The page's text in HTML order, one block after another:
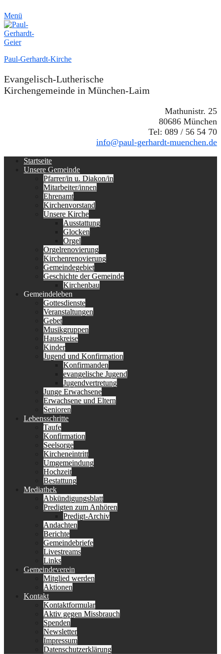
Menü
Paul-Gerhardt-Kirche
Evangelisch-Lutherische
Kirchengemeinde in München-Laim
Mathunistr. 25
80686 München
Tel: 089 / 56 54 70
info@paul-gerhardt-muenchen.de
Erstes
Menü
Startseite
Unsere Gemeinde
Pfarrer/in u. Diakon/in
Mitarbeiter/innen
Ehrenamt
Kirchenvorstand
Unsere Kirche
Ausstattung
Glocken
Orgel
Orgelrenovierung
Kirchenrenovierung
Gemeindegebiet
Geschichte der Gemeinde
Kirchenbau
Gemeindeleben
Gottesdienste
Veranstaltungen
Gebet
Musikgruppen
Hauskreise
Kinder
Jugend und Konfirmation
Konfirmanden
evangelische Jugend
Jugendvertretung
Junge Erwachsene
Erwachsene und Eltern
Senioren
Lebensschritte
Taufe
Konfirmation
Seelsorge
Kircheneintritt
Umgemeindung
Hochzeit
Bestattung
Mediathek
Abkündigungsblatt
Predigten zum Anhören
Predigt-Archiv
Andachten
Berichte
Gemeindebriefe
Livestreams
Links
Gemeindeverein
Mitglied werden
Aktionen
Kontakt
Kontaktformular
Aktiv gegen Missbrauch
Spenden
Newsletter
Impressum
Datenschutzerklärung